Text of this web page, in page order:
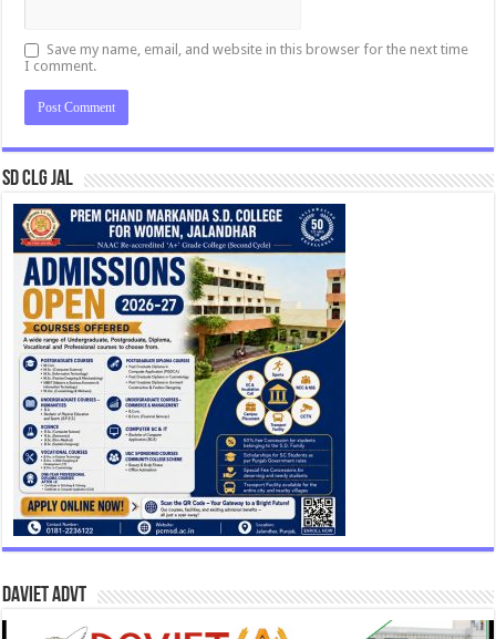
Save my name, email, and website in this browser for the next time
I comment.
SD CLG JAL
DAVIET Advt